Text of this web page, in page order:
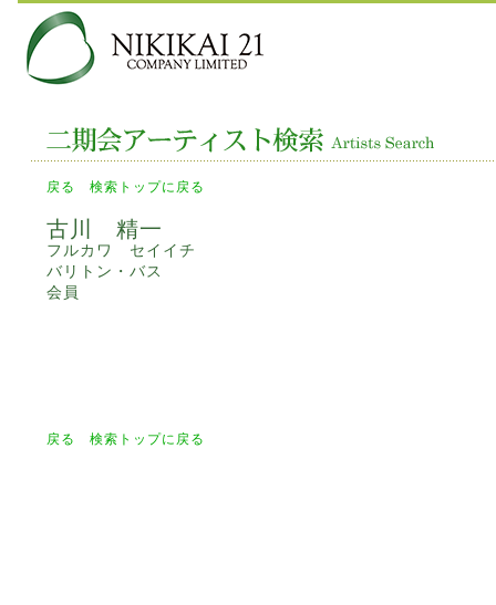
戻る 検索トップに戻る
古川 精一
フルカワ セイイチ
バリトン・バス
会員
戻る 検索トップに戻る